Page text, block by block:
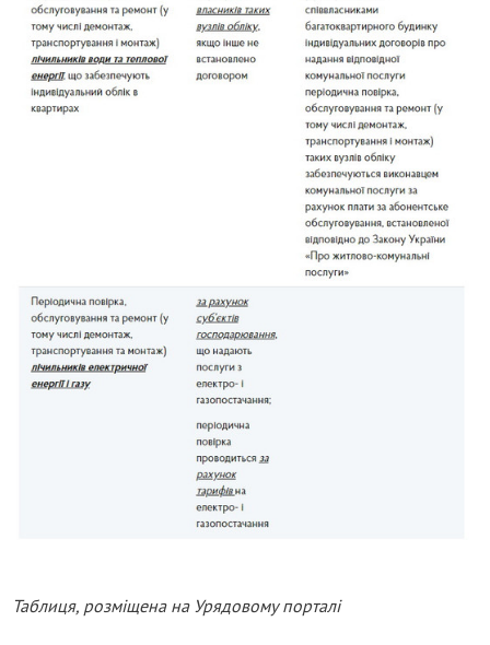
Таблиця, розміщена на Урядовому порталі